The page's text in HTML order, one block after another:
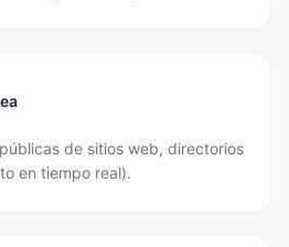
de sitios web, directorios
en tiempo real).